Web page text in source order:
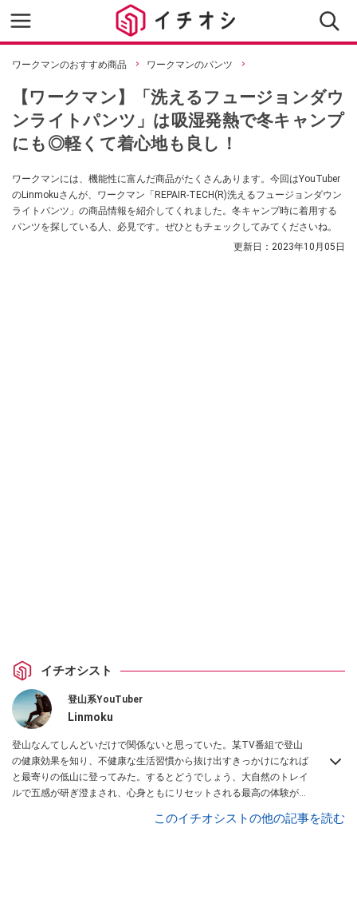
ワークマンのおすすめ商品 ワークマンのパンツ
【ワークマン】「洗えるフュージョンダウ
ンライトパンツ」は吸湿発熱で冬キャンプ
にも◎軽くて着心地も良し！
ワークマンには、機能性に富んだ商品がたくさんあります。今回はYouTuber
のLinmokuさんが、ワークマン「REPAIR-TECH(R)洗えるフュージョンダウン
ライトパンツ」の商品情報を紹介してくれました。冬キャンプ時に着用する
パンツを探している人、必見です。ぜひともチェックしてみてくださいね。
更新日： 2023年10月05日
イチオシスト
登山系YouTuber
Linmoku
登山なんてしんどいだけで関係ないと思っていた。某TV番組で登山
の健康効果を知り、不健康な生活習慣から抜け出すきっかけになれば
と最寄りの低山に登ってみた。するとどうでしょう、大自然のトレイ
ルで五感が研ぎ澄まされ、心身ともにリセットされる最高の体験が出
に」をスローガンとし、ソロ登山やキャンプ、ギア紹介、山飯などの
このイチオシストの他の記事を読む